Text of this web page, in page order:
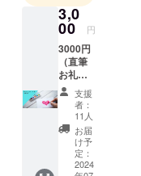
3,0
00 円
3000円
（直筆
お礼
カード
PDF）
支援
者：
11人
お届
け予
定：
2024